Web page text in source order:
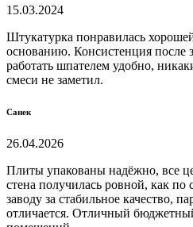
15.03.2024
Штукатурка понравилась
основанию. Консистенция после
работать шпателем удобно,
смеси не заметил.
Санек
26.04.2026
Плиты упакованы надёжно, все
стена получилась ровной, как по
заводу за стабильное качество,
отличается. Отличный